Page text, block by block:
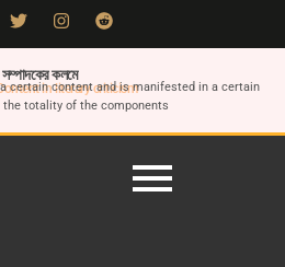
সম্পাদকের কলমে
in literary criticism
certain content and is manifested in a certain
totality of the components